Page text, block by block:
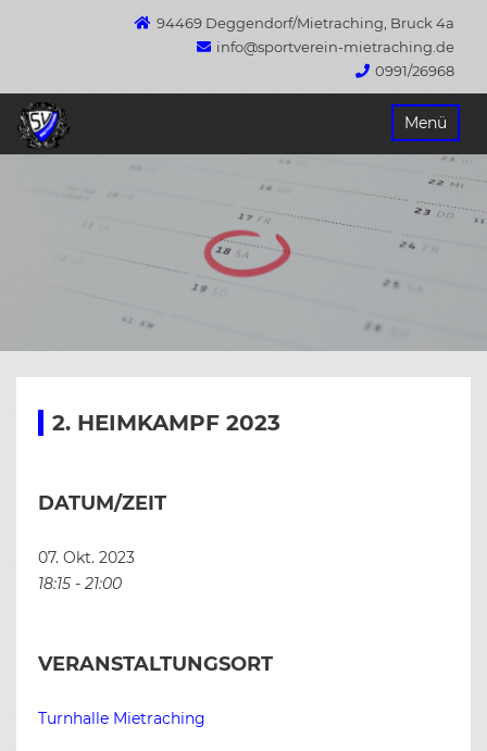
94469 Deggendorf/Mietraching, Bruck 4a
info@sportverein-mietraching.de
0991/26968
Menü
2. HEIMKAMPF 2023
DATUM/ZEIT
07. Okt. 2023
18:15 - 21:00
VERANSTALTUNGSORT
Turnhalle Mietraching